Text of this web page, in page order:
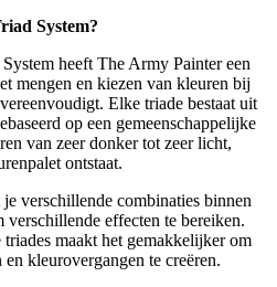
System?
heeft The Army Painter een
mengen en kiezen van kleuren bij
Elke triade bestaat uit
op een gemeenschappelijke
van zeer donker tot zeer licht,
ontstaat.
verschillende combinaties binnen
effecten te bereiken.
maakt het gemakkelijker om
kleurovergangen te creëren.